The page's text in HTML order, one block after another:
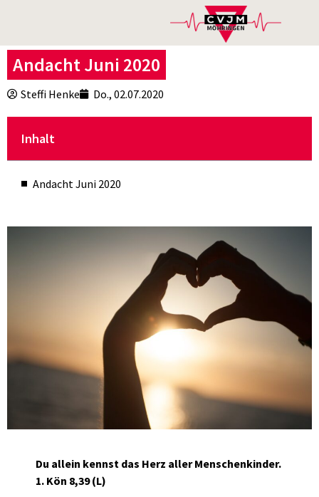
Andacht Juni 2020
Steffi Henke Do., 02.07.2020
Inhalt
Andacht Juni 2020
Du allein kennst das Herz aller Menschenkinder.
1. Kön 8,39 (L)